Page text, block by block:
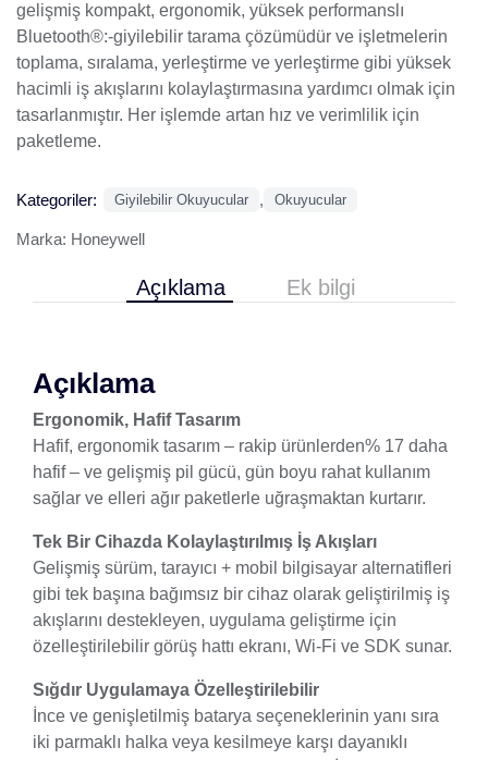
gelişmiş kompakt, ergonomik, yüksek performanslı
Bluetooth®:-giyilebilir tarama çözümüdür ve işletmelerin
toplama, sıralama, yerleştirme ve yerleştirme gibi yüksek
hacimli iş akışlarını kolaylaştırmasına yardımcı olmak için
tasarlanmıştır. Her işlemde artan hız ve verimlilik için
paketleme.
Kategoriler: Giyilebilir Okuyucular , Okuyucular
Marka: Honeywell
Açıklama Ek bilgi
Açıklama
Ergonomik, Hafif Tasarım
Hafif, ergonomik tasarım – rakip ürünlerden% 17 daha
hafif – ve gelişmiş pil gücü, gün boyu rahat kullanım
sağlar ve elleri ağır paketlerle uğraşmaktan kurtarır.
Tek Bir Cihazda Kolaylaştırılmış İş Akışları
Gelişmiş sürüm, tarayıcı + mobil bilgisayar alternatifleri
gibi tek başına bağımsız bir cihaz olarak geliştirilmiş iş
akışlarını destekleyen, uygulama geliştirme için
özelleştirilebilir görüş hattı ekranı, Wi-Fi ve SDK sunar.
Sığdır Uygulamaya Özelleştirilebilir
İnce ve genişletilmiş batarya seçeneklerinin yanı sıra
iki parmaklı halka veya kesilmeye karşı dayanıklı